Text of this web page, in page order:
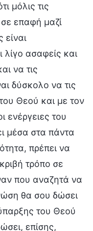
μόλις τις
επαφή μαζί
είναι
ασαφείς και
να τις
δύσκολο να τις
Θεού και με τον
ενέργειες του
μέσα στα πάντα
πρέπει να
τρόπο σε
που αναζητά να
θα σου δώσει
του Θεού
επίσης,